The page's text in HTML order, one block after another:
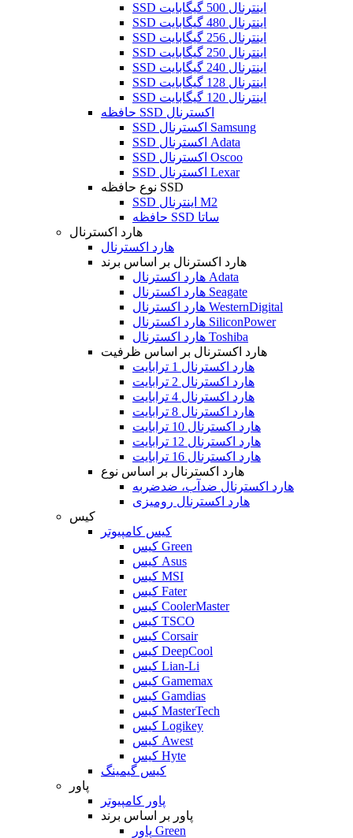
SSD اینترنال 500 گیگابایت
SSD اینترنال 480 گیگابایت
SSD اینترنال 256 گیگابایت
SSD اینترنال 250 گیگابایت
SSD اینترنال 240 گیگابایت
SSD اینترنال 128 گیگابایت
SSD اینترنال 120 گیگابایت
حافظه SSD اکسترنال
SSD اکسترنال Samsung
SSD اکسترنال Adata
SSD اکسترنال Oscoo
SSD اکسترنال Lexar
نوع حافظه SSD
SSD اینترنال M2
حافظه SSD ساتا
هارد اکسترنال
هارد اکسترنال
هارد اکسترنال بر اساس برند
هارد اکسترنال Adata
هارد اکسترنال Seagate
هارد اکسترنال WesternDigital
هارد اکسترنال SiliconPower
هارد اکسترنال Toshiba
هارد اکسترنال بر اساس ظرفیت
هارد اکسترنال 1 ترابایت
هارد اکسترنال 2 ترابایت
هارد اکسترنال 4 ترابایت
هارد اکسترنال 8 ترابایت
هارد اکسترنال 10 ترابایت
هارد اکسترنال 12 ترابایت
هارد اکسترنال 16 ترابایت
هارد اکسترنال بر اساس نوع
هارد اکسترنال ضدآب، ضدضربه
هارد اکسترنال رومیزی
کیس
کیس کامپیوتر
کیس Green
کیس Asus
کیس MSI
کیس Fater
کیس CoolerMaster
کیس TSCO
کیس Corsair
کیس DeepCool
کیس Lian-Li
کیس Gamemax
کیس Gamdias
کیس MasterTech
کیس Logikey
کیس Awest
کیس Hyte
کیس گیمینگ
پاور
پاور کامپیوتر
پاور بر اساس برند
پاور Green